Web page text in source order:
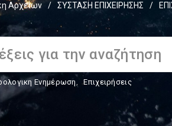
Αρχείων / ΣΥΣΤΑΣΗ ΕΠΙΧΕΙΡΗΣΗΣ /
Ενημέρωση, Επιχειρήσεις